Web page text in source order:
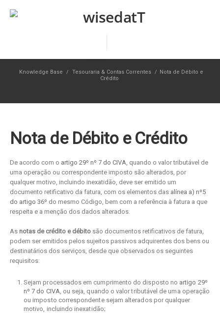
Knowledge Base / Tesouraria & Contas Correntes / Nota de Débito e
Crédito
Nota de Débito e Crédito
De acordo com o artigo 29º nº 7 do CIVA, quando o valor tributável de
uma operação ou correspondente imposto são alterados, por
qualquer motivo, incluindo inexatidão, deve ser emitido um
documento retificativo da fatura, com os elementos das alínea a) nº5
do artigo 36º do mesmo Código, bem com a referência à fatura a que
respeita e a menção dos dados alterados.
As notas de crédito e débito são documentos retificativos de fatura,
podem ser emitidos pelos sujeitos passivos adquirentes dos bens ou
destinatários dos serviços, desde que observados os seguintes
requisitos:
Sejam processados em cumprimento do disposto no artigo 29º
nº 7 do CIVA, ou seja, quando o valor tributável de uma operação
ou imposto correspondente sejam alterados por qualquer
motivo, incluindo inexatidão;